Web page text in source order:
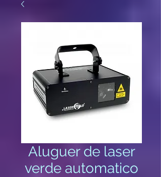
Aluguer de laser
verde automatico